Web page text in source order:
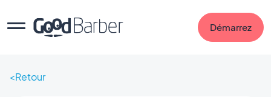
Démarrez
Retour